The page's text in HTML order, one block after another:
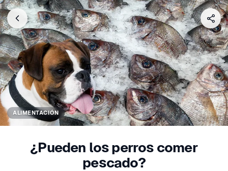
ALIMENTACIÓN
¿Pueden los perros comer
pescado?